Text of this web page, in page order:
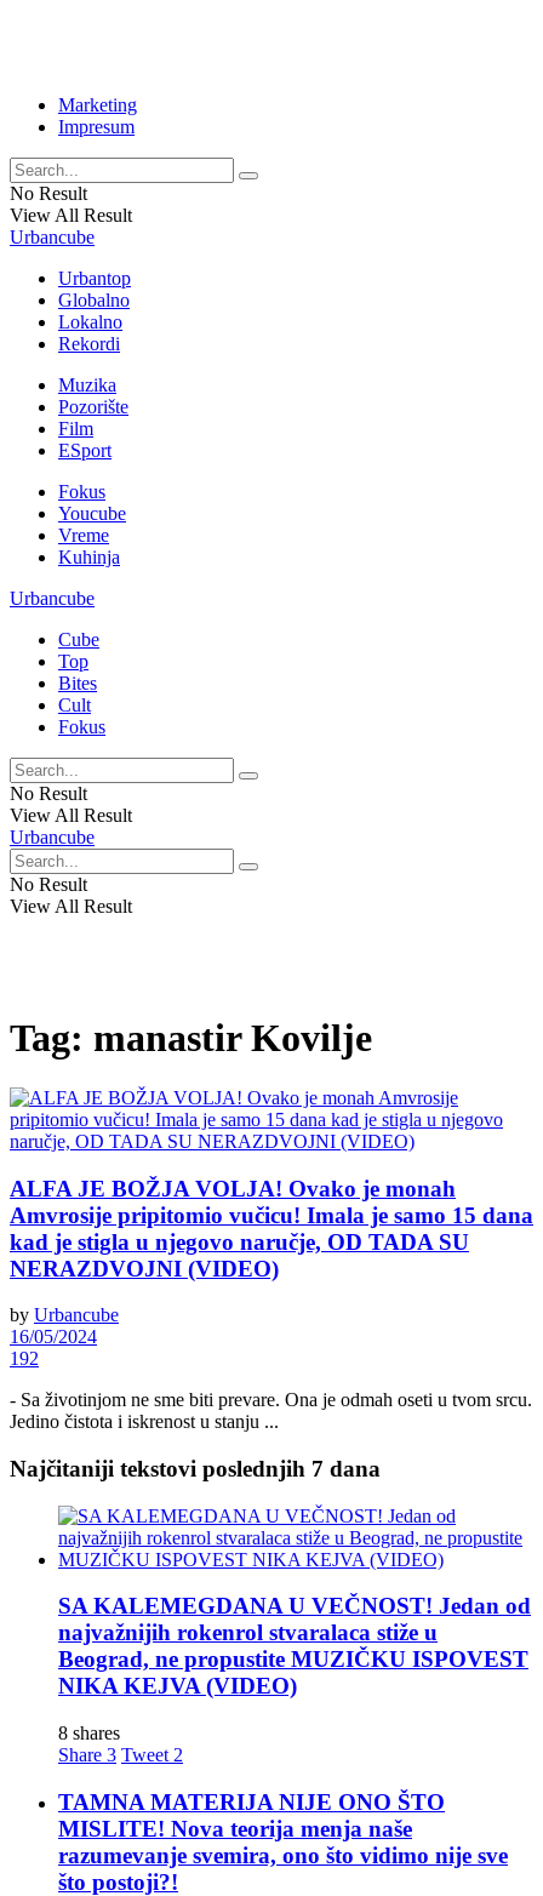
Marketing
Impresum
No Result
View All Result
Urbancube
Urbantop
Globalno
Lokalno
Rekordi
Muzika
Pozorište
Film
ESport
Fokus
Youcube
Vreme
Kuhinja
Urbancube
Cube
Top
Bites
Cult
Fokus
No Result
View All Result
Urbancube
No Result
View All Result
Tag: manastir Kovilje
ALFA JE BOŽJA VOLJA! Ovako je monah
Amvrosije pripitomio vučicu! Imala je samo 15 dana
kad je stigla u njegovo naručje, OD TADA SU
NERAZDVOJNI (VIDEO)
by Urbancube
16/05/2024
192
- Sa životinjom ne sme biti prevare. Ona je odmah oseti u tvom srcu.
Jedino čistota i iskrenost u stanju ...
Najčitaniji tekstovi poslednjih 7 dana
SA KALEMEGDANA U VEČNOST! Jedan od
najvažnijih rokenrol stvaralaca stiže u
Beograd, ne propustite MUZIČKU ISPOVEST
NIKA KEJVA (VIDEO)
8 shares
Share 3 Tweet 2
TAMNA MATERIJA NIJE ONO ŠTO
MISLITE! Nova teorija menja naše
razumevanje svemira, ono što vidimo nije sve
što postoji?!